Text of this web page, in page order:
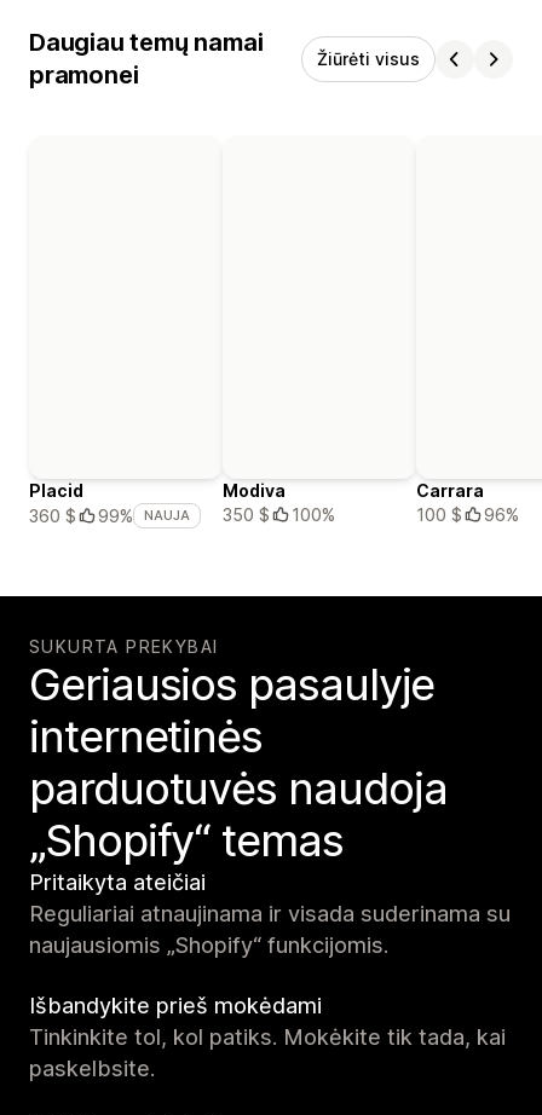
Daugiau temų namai
pramonei
Žiūrėti visus
Placid
360 $
99% NAUJA
Modiva
350 $
100%
Carrara
100 $
96%
SUKURTA PREKYBAI
Geriausios pasaulyje
internetinės
parduotuvės naudoja
„Shopify“ temas
Pritaikyta ateičiai
Reguliariai atnaujinama ir visada suderinama su
naujausiomis „Shopify“ funkcijomis.
Išbandykite prieš mokėdami
Tinkinkite tol, kol patiks. Mokėkite tik tada, kai
paskelbsite.